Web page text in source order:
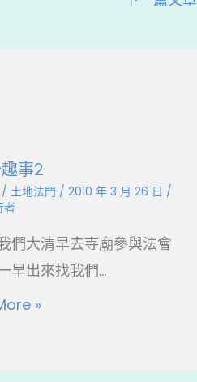
事2
/ 土地法門 / 2010 年 3 月 26 日 /
者
們大清早去寺廟參與法會
早出來找我們...
»